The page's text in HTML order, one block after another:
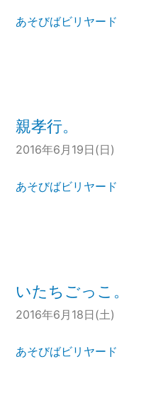
あそびばビリヤード
親孝行。
2016年6月19日(日)
あそびばビリヤード
いたちごっこ。
2016年6月18日(土)
あそびばビリヤード